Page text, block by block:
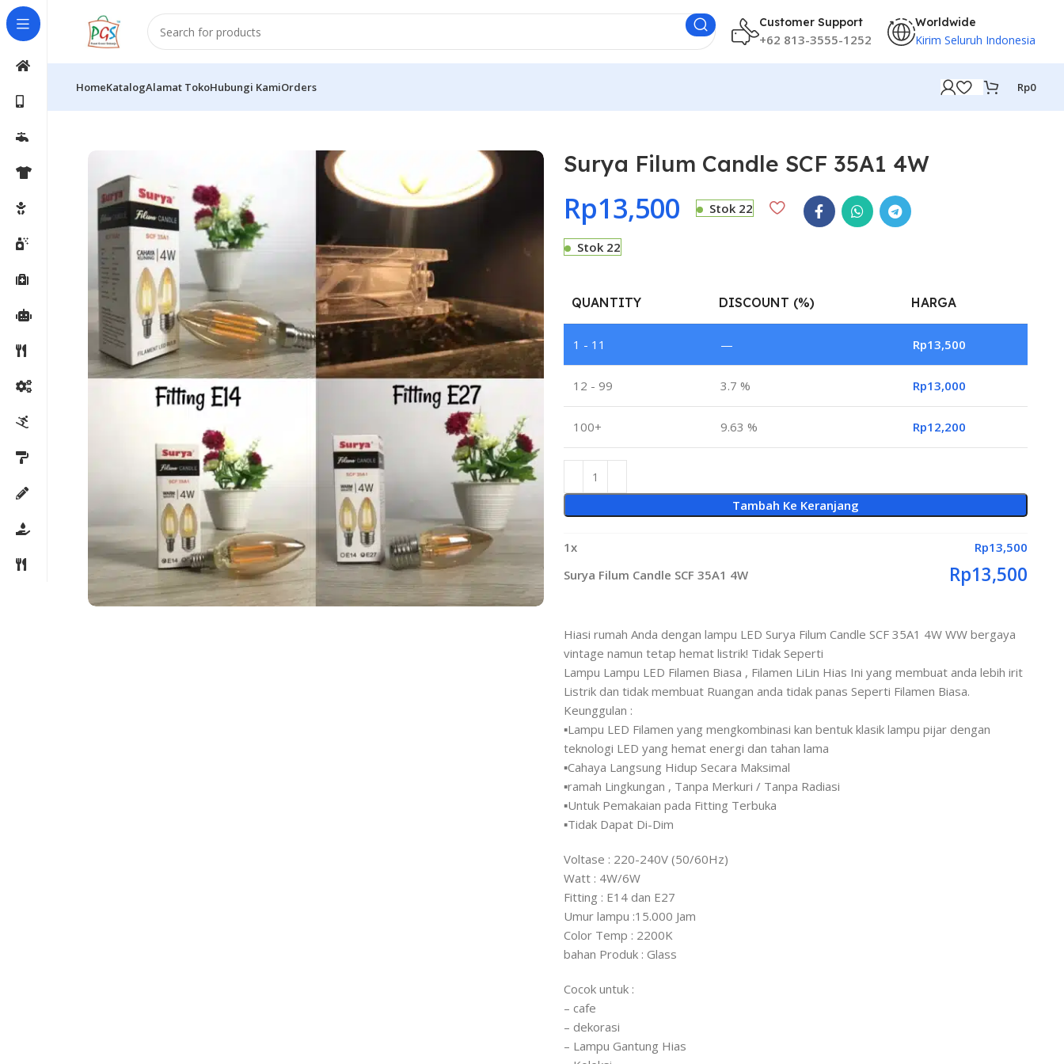
Customer Support
+62 813-3555-1252
Worldwide
Kirim Seluruh Indonesia
HomeKatalogAlamat TokoHubungi KamiOrders Rp0
Surya Filum Candle SCF 35A1 4W
Rp13,500 Stok 22
Stok 22
QUANTITY DISCOUNT (%) HARGA
1 - 11 — Rp13,500
12 - 99 3.7 % Rp13,000
100+ 9.63 % Rp12,200
Tambah Ke Keranjang
1x Rp13,500
Surya Filum Candle SCF 35A1 4W
Rp13,500
Hiasi rumah Anda dengan lampu LED Surya Filum Candle SCF 35A1 4W WW bergaya
vintage namun tetap hemat listrik! Tidak Seperti
Lampu Lampu LED Filamen Biasa , Filamen LiLin Hias Ini yang membuat anda lebih irit
Listrik dan tidak membuat Ruangan anda tidak panas Seperti Filamen Biasa.
Keunggulan :
▪️Lampu LED Filamen yang mengkombinasi kan bentuk klasik lampu pijar dengan
teknologi LED yang hemat energi dan tahan lama
▪️Cahaya Langsung Hidup Secara Maksimal
▪️ramah Lingkungan , Tanpa Merkuri / Tanpa Radiasi
▪️Untuk Pemakaian pada Fitting Terbuka
▪️Tidak Dapat Di-Dim
Voltase : 220-240V (50/60Hz)
Watt : 4W/6W
Fitting : E14 dan E27
Umur lampu :15.000 Jam
Color Temp : 2200K
bahan Produk : Glass
Cocok untuk :
– cafe
– dekorasi
– Lampu Gantung Hias